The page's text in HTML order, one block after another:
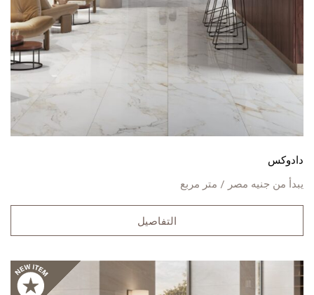
دادوكس
يبدأ من جنيه مصر / متر مربع
التفاصيل